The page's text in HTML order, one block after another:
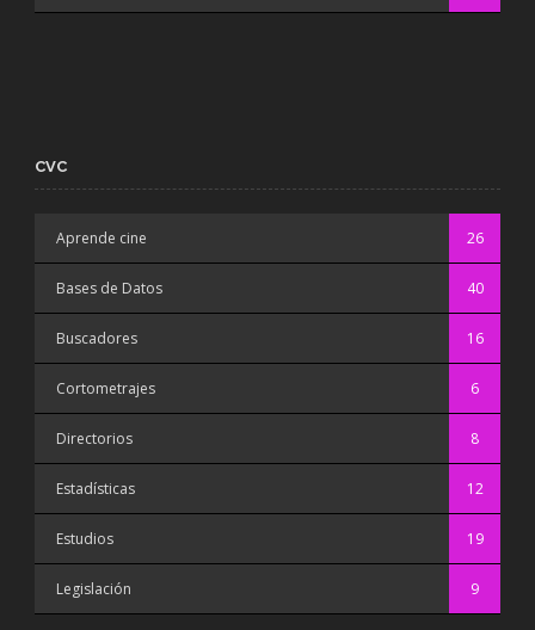
CVC
Aprende cine 26
Bases de Datos 40
Buscadores 16
Cortometrajes 6
Directorios 8
Estadísticas 12
Estudios 19
Legislación 9